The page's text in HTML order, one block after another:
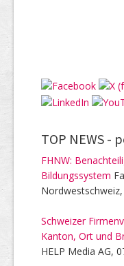
TOP NEWS -
FHNW:
Bildungssystem
Schweizer
Kanton, Ort und
HELP Media AG,